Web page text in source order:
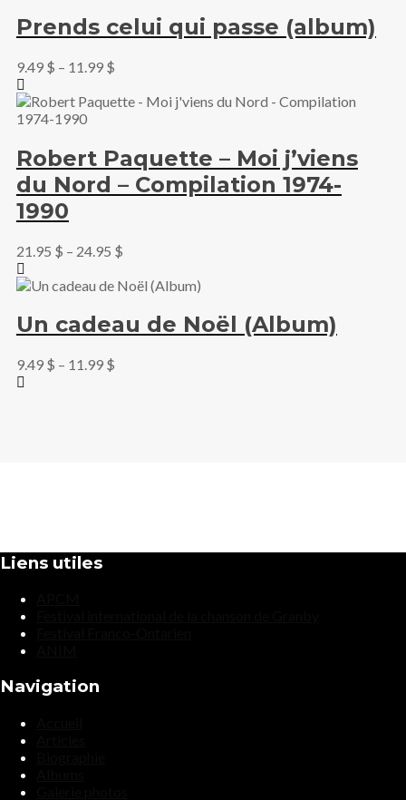
Prends celui qui passe (album)
9.49 $ – 11.99 $
Robert Paquette – Moi j’viens
du Nord – Compilation 1974-
1990
21.95 $ – 24.95 $
Un cadeau de Noël (Album)
9.49 $ – 11.99 $
Liens utiles
Navigation